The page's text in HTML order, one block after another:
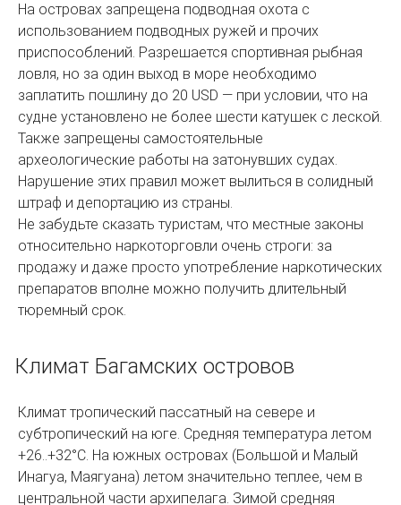
На островах запрещена подводная охота с
использованием подводных ружей и прочих
приспособлений. Разрешается спортивная рыбная
ловля, но за один выход в море необходимо
заплатить пошлину до 20 USD — при условии, что на
судне установлено не более шести катушек с леской.
Также запрещены самостоятельные
археологические работы на затонувших судах.
Нарушение этих правил может вылиться в солидный
штраф и депортацию из страны.
Не забудьте сказать туристам, что местные законы
относительно наркоторговли очень строги: за
продажу и даже просто употребление наркотических
препаратов вполне можно получить длительный
тюремный срок.
Климат Багамских островов
Климат тропический пассатный на севере и
субтропический на юге. Средняя температура летом
+26..+32°C. На южных островах (Большой и Малый
Инагуа, Маягуана) летом значительно теплее, чем в
центральной части архипелага. Зимой средняя